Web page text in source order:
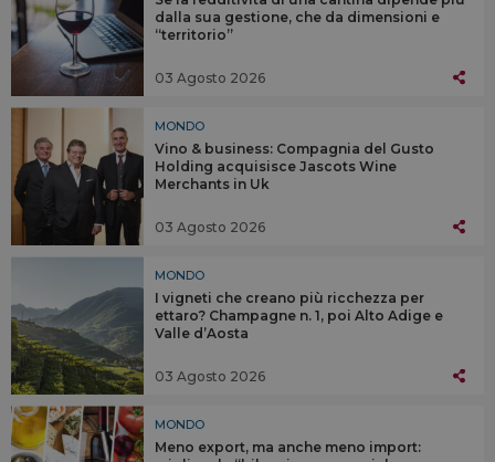
dalla sua gestione, che da dimensioni e
“territorio”
03 Agosto 2026
MONDO
Vino & business: Compagnia del Gusto
Holding acquisisce Jascots Wine
Merchants in Uk
03 Agosto 2026
MONDO
I vigneti che creano più ricchezza per
ettaro? Champagne n. 1, poi Alto Adige e
Valle d’Aosta
03 Agosto 2026
MONDO
Meno export, ma anche meno import: